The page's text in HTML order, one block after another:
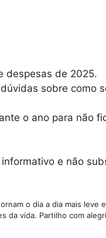
despesas de 2025.
sobre como
o ano para não
e não
o dia a dia mais leve
da vida. Partilho com